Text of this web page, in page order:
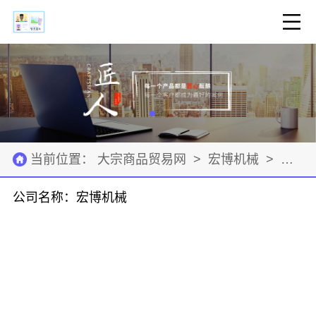
当前位置： 大宗商品贸易网 > 宏博机械 > 联系
公司名称：宏博机械